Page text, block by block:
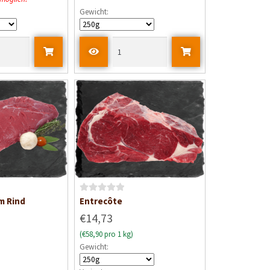
e
m
0
v
o
n
5
Gewicht:
Rind
B
w
e
r
Entrecôte
€14,73
(€58,90 pro 1 kg)
Gewicht: